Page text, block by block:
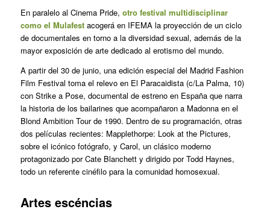
En paralelo al Cinema Pride, otro festival multidisciplinar
como el Mulafest acogerá en IFEMA la proyección de un ciclo
de documentales en torno a la diversidad sexual, además de la
mayor exposición de arte dedicado al erotismo del mundo.
A partir del 30 de junio, una edición especial del Madrid Fashion
Film Festival toma el relevo en El Paracaidista (c/La Palma, 10)
con Strike a Pose, documental de estreno en España que narra
la historia de los bailarines que acompañaron a Madonna en el
Blond Ambition Tour de 1990. Dentro de su programación, otras
dos películas recientes: Mapplethorpe: Look at the Pictures,
sobre el icónico fotógrafo, y Carol, un clásico moderno
protagonizado por Cate Blanchett y dirigido por Todd Haynes,
todo un referente cinéfilo para la comunidad homosexual.
Artes escéncias